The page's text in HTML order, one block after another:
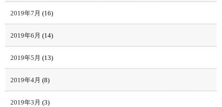
2019年7月 (16)
2019年6月 (14)
2019年5月 (13)
2019年4月 (8)
2019年3月 (3)